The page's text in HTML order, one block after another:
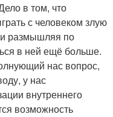
в том, что
с человеком злую
и размышляя по
в ней ещё больше.
нас вопрос,
у нас
внутреннего
возможность